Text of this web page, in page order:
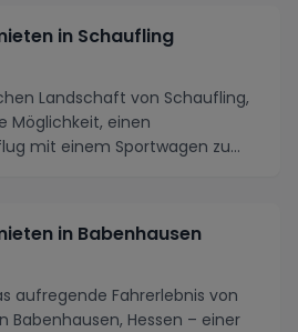
in Schaufling
Landschaft von Schaufling,
Möglichkeit, einen
mit einem Sportwagen zu
in Babenhausen
aufregende Fahrerlebnis von
Babenhausen, Hessen – einer